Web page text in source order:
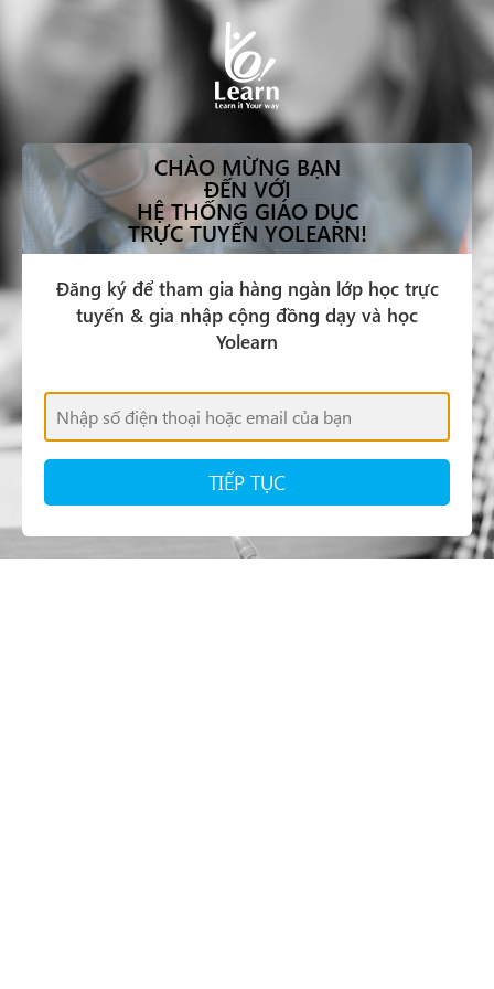
CHÀO MỪNG BẠN
ĐẾN VỚI
HỆ THỐNG GIÁO DỤC
TRỰC TUYẾN YOLEARN!
Đăng ký để tham gia hàng ngàn lớp học trực
tuyến & gia nhập cộng đồng dạy và học
Yolearn
TIẾP TỤC